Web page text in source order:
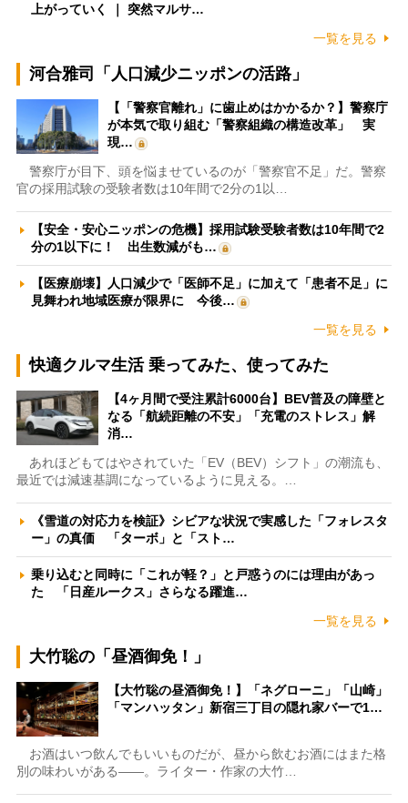
上がっていく ｜ 突然マルサ…
一覧を見る
河合雅司「人口減少ニッポンの活路」
【「警察官離れ」に歯止めはかかるか？】警察庁
が本気で取り組む「警察組織の構造改革」 実
現…
警察庁が目下、頭を悩ませているのが「警察官不足」だ。警察
官の採用試験の受験者数は10年間で2分の1以…
【安全・安心ニッポンの危機】採用試験受験者数は10年間で2
分の1以下に！ 出生数減がも…
【医療崩壊】人口減少で「医師不足」に加えて「患者不足」に
見舞われ地域医療が限界に 今後…
一覧を見る
快適クルマ生活 乗ってみた、使ってみた
【4ヶ月間で受注累計6000台】BEV普及の障壁と
なる「航続距離の不安」「充電のストレス」解
消…
あれほどもてはやされていた「EV（BEV）シフト」の潮流も、
最近では減速基調になっているように見える。…
《雪道の対応力を検証》シビアな状況で実感した「フォレスタ
ー」の真価 「ターボ」と「スト…
乗り込むと同時に「これが軽？」と戸惑うのには理由があっ
た 「日産ルークス」さらなる躍進…
一覧を見る
大竹聡の「昼酒御免！」
【大竹聡の昼酒御免！】「ネグローニ」「山崎」
「マンハッタン」新宿三丁目の隠れ家バーで1…
お酒はいつ飲んでもいいものだが、昼から飲むお酒にはまた格
別の味わいがある――。ライター・作家の大竹…